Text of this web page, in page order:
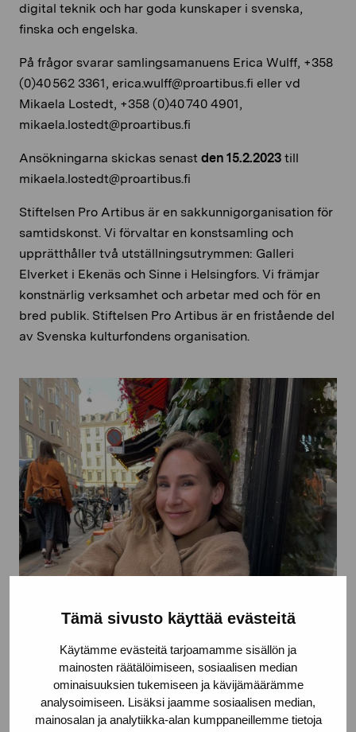
Tämä sivusto käyttää evästeitä
Käytämme evästeitä tarjoamamme sisällön ja
mainosten räätälöimiseen, sosiaalisen median
ominaisuuksien tukemiseen ja kävijämäärämme
analysoimiseen. Lisäksi jaamme sosiaalisen median,
mainosalan ja analytiikka-alan kumppaneillemme tietoja
digital teknik och har goda kunskaper i svenska,
finska och engelska.
På frågor svarar samlingsamanuens Erica Wulff, +358
(0)40 562 3361, erica.wulff@proartibus.fi eller vd
Mikaela Lostedt, +358 (0)40 740 4901,
mikaela.lostedt@proartibus.fi
Ansökningarna skickas senast den 15.2.2023 till
mikaela.lostedt@proartibus.fi
Stiftelsen Pro Artibus är en sakkunnigorganisation för
samtidskonst. Vi förvaltar en konstsamling och
upprätthåller två utställningsutrymmen: Galleri
Elverket i Ekenäs och Sinne i Helsingfors. Vi främjar
konstnärlig verksamhet och arbetar med och för en
bred publik. Stiftelsen Pro Artibus är en fristående del
av Svenska kulturfondens organisation.